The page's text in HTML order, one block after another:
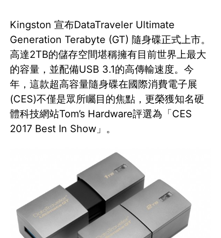
Kingston 宣布DataTraveler Ultimate
Generation Terabyte (GT) 隨身碟正式上市。
高達2TB的儲存空間堪稱擁有目前世界上最大
的容量，並配備USB 3.1的高傳輸速度。今
年，這款超高容量隨身碟在國際消費電子展
(CES)不僅是眾所矚目的焦點，更榮獲知名硬
體科技網站Tom’s Hardware評選為「CES
2017 Best In Show」。